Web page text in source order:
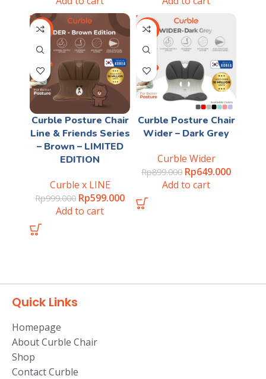
-40%
Curble Posture Chair
Line & Friends Series
– Brown – LIMITED
EDITION
Curble x LINE
Rp999.000 Rp599.000
Add to cart
-28%
Curble Posture Chair
Wider – Dark Grey
Curble Wider
Rp899.000 Rp649.000
Add to cart
Quick Links
Homepage
About Curble Chair
Shop
Contact Curble